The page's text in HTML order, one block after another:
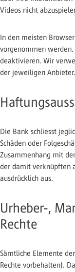
Videos nicht
In den meisten
vorgenommen werden.
deaktivieren. Wir
der jeweiligen Anbieter.
Die Bank schliesst
Schäden oder
Zusammenhang mit
der damit verknüpften
ausdrücklich aus.
Urheber-,
Rechte
Sämtliche Elemente
Rechte vorbehalten).